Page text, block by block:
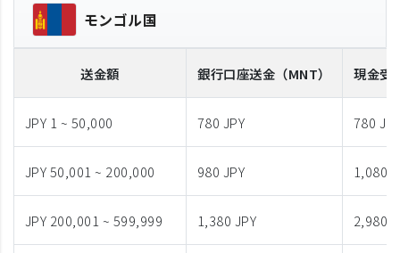
モンゴル国
送金額 銀行口座送金 （MNT） 現金受
JPY 1 ~ 50,000 780 JPY 780
JPY 50,001 ~ 200,000 980 JPY 1,080
JPY 200,001 ~ 599,999 1,380 JPY 2,980